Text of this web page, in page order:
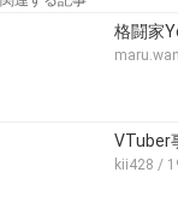
格闘家
VTuber
kii428 /